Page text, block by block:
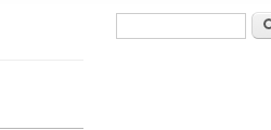
Vyhľadávanie